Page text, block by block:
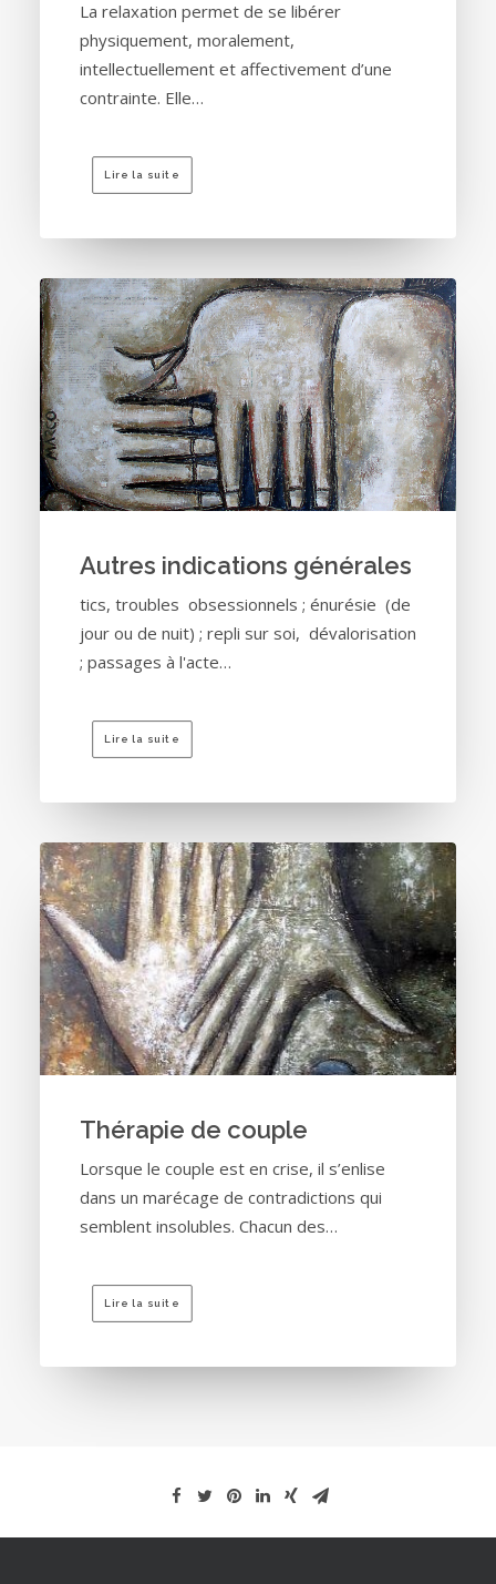
La relaxation permet de se libérer
physiquement, moralement,
intellectuellement et affectivement d’une
contrainte. Elle…
Lire la suite
Autres indications générales
tics, troubles obsessionnels ; énurésie (de
jour ou de nuit) ; repli sur soi, dévalorisation
; passages à l'acte…
Lire la suite
Thérapie de couple
Lorsque le couple est en crise, il s’enlise
dans un marécage de contradictions qui
semblent insolubles. Chacun des…
Lire la suite